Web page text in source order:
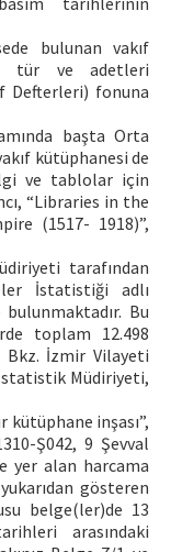
bulunan vakıf
tür ve adetleri
Defterleri) fonuna
başta Orta
kütüphanesi de
ve tablolar için
“Libraries in the
(1517- 1918)”,
tarafından
İstatistiği adlı
Bu
toplam 12.498
Bkz. İzmir Vilayeti
Müdiriyeti,
kütüphane inşası”,
Ş042, 9 Şevval
yer alan harcama
gösteren
belge(ler)de 13
arasındaki